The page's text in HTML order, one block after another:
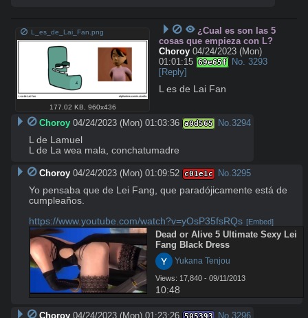
L_es_de_Lai_Fan.png
177.02 KB 960x436
¿Cual es son las 5
cosas que empieza con L?
Choroy 04/24/2023 (Mon)
01:01:15 69e65f No. 3293
[Reply]
L es de Lai Fan
Choroy 04/24/2023 (Mon) 01:03:36 a0d565 No. 3294
L de Lamuel
L de La wea mala, conchatumadre
Choroy 04/24/2023 (Mon) 01:09:52 c01e1c No. 3295
Yo pensaba que de Lei Fang, que paradójicamente está de
cumpleaños.
https://www.youtube.com/watch?v=yOsP35fsRQs [Embed]
Dead or Alive 5 Ultimate Sexy Lei
Fang Black Dress
Yukana Tenjou
Views: 17,840 - 09/11/2013
10:48
Choroy 04/24/2023 (Mon) 01:23:26 505393 No. 3296